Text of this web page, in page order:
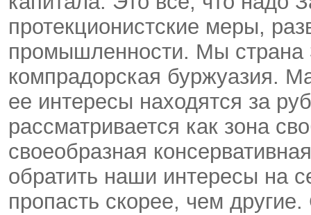
протекционистские меры,
промышленности. Мы страна
компрадорская буржуазия.
ее интересы находятся за
рассматривается как зона
своеобразная
обратить наши интересы на
пропасть скорее, чем